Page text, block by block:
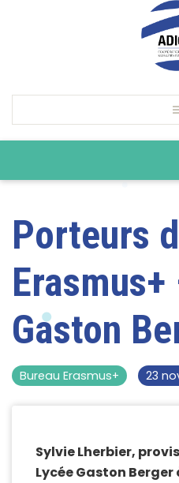
Porteurs
Erasmus+
Gaston
Bureau Erasmus+ 23
Sylvie Lherbier,
Lycée Gaston